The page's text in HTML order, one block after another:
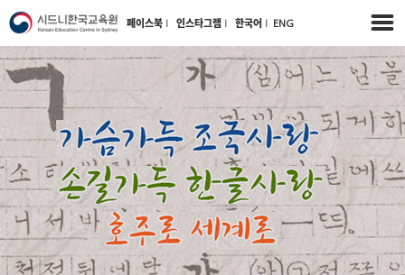
페이스북 l 인스타그램 l 한국어 l ENG